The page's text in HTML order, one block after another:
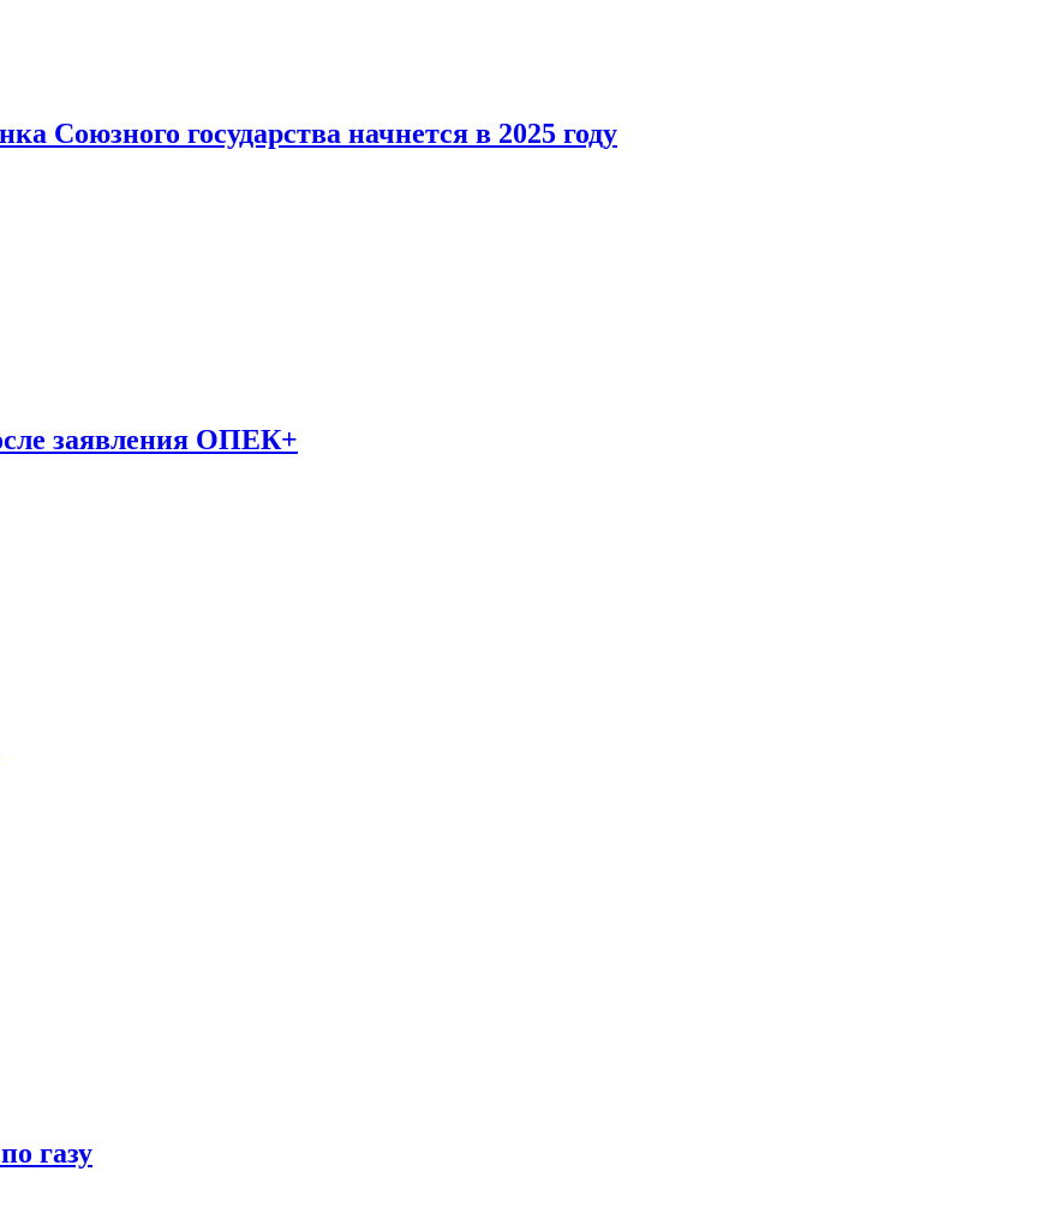
Союзного государства начнется в 2025 году
заявления ОПЕК+
газу